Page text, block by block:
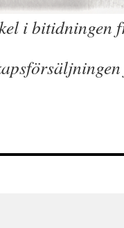
i bitidningen